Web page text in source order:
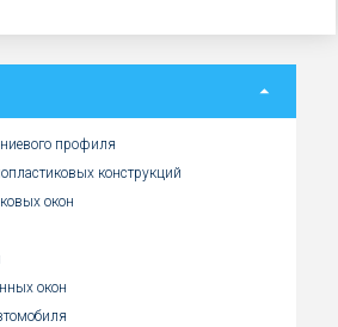
профиля
конструкций
окон
окон